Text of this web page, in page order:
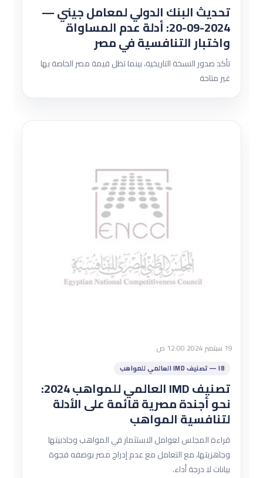
تحديث البنك الدولي لمعامل جيني —
2024-09-20: أدلة عدم المساواة
واختبار التنافسية في مصر
تأكد صدور النسخة التاريخية، بينما تظل قيمة مصر الخاصة بها
غير متاحة
19 سبتمبر 2024 12:00 ص
I8 — تصنيف IMD العالمي للمواهب
تصنيف IMD العالمي للمواهب 2024:
نحو أجندة مصرية قائمة على الأدلة
لتنافسية المواهب
قراءة المجلس لعوامل الاستثمار في المواهب وجاذبيتها
وجاهزيتها، مع التعامل مع عدم إدراج مصر بوصفه فجوة
بيانات لا درجة أداء.